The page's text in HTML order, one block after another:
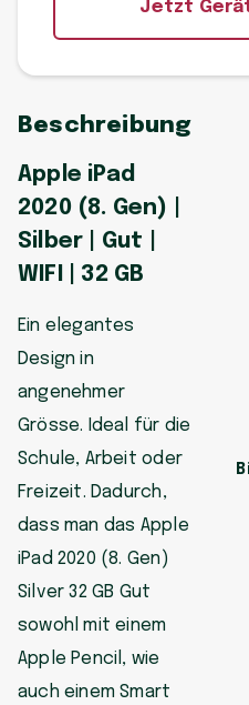
Jetzt
Beschreibung
Apple iPad
2020 (8. Gen) |
Silber | Gut |
WIFI | 32 GB
Ein elegantes
Design in
angenehmer
Grösse. Ideal für die
Schule, Arbeit oder
Freizeit. Dadurch,
dass man das Apple
iPad 2020 (8. Gen)
Silver 32 GB Gut
sowohl mit einem
Apple Pencil, wie
auch einem Smart